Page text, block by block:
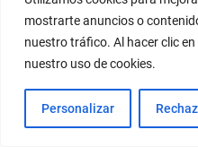
mostrarte anuncios o
nuestro tráfico. Al hacer clic
nuestro uso de cookies.
Personalizar
19.30 a 22 h, en el
(Av. Triunvirato 4444).
completar la
se retiran media hora